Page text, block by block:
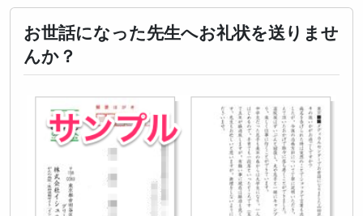
お世話になった先生へお礼状を送りませ
んか？